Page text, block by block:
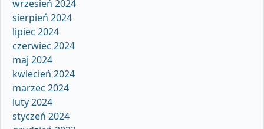
wrzesień 2024
sierpień 2024
lipiec 2024
czerwiec 2024
maj 2024
kwiecień 2024
marzec 2024
luty 2024
styczeń 2024